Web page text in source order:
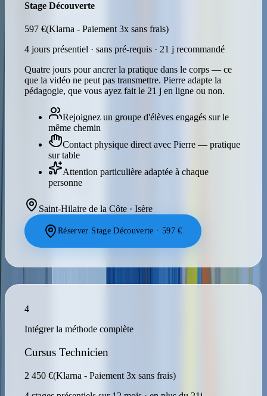
Stage Découverte
597 €(Klarna - Paiement 3x sans frais)
4 jours présentiel · sans pré-requis · 21 j recommandé
Quatre jours pour ancrer la pratique dans le corps — ce
que la vidéo ne peut pas transmettre. Pierre adapte la
pédagogie, que vous ayez fait le 21 j en ligne ou non.
Rejoignez un groupe d'élèves engagés sur le
même chemin
Contact physique direct avec Pierre — pratique
sur table
Attention particulière adaptée à chaque
personne
Saint-Hilaire de la Côte · Isère
Réserver Stage Découverte · 597 €
4
Intégrer la méthode complète
Cursus Technicien
2 450 €(Klarna - Paiement 3x sans frais)